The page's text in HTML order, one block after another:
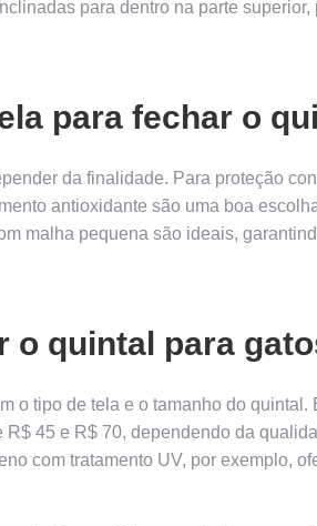
para dentro na parte
para fechar o
da finalidade. Para proteção
antioxidante são uma boa
malha pequena são ideais,
o quintal para
o tipo de tela e o tamanho do
R$ 45 e R$ 70, dependendo da
com tratamento UV, por exemplo,